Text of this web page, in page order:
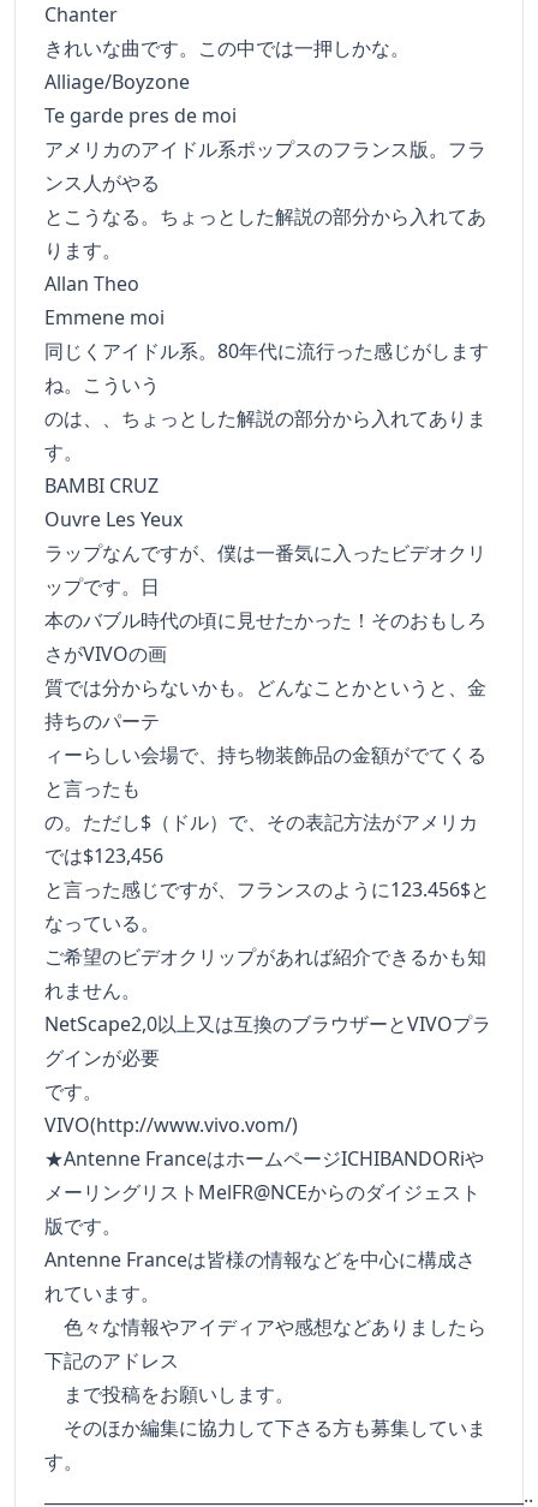
Chanter
きれいな曲です。この中では一押しかな。
Alliage/Boyzone
Te garde pres de moi
アメリカのアイドル系ポップスのフランス版。フラ
ンス人がやる
とこうなる。ちょっとした解説の部分から入れてあ
ります。
Allan Theo
Emmene moi
同じくアイドル系。80年代に流行った感じがします
ね。こういう
のは、、ちょっとした解説の部分から入れてありま
す。
BAMBI CRUZ
Ouvre Les Yeux
ラップなんですが、僕は一番気に入ったビデオクリ
ップです。日
本のバブル時代の頃に見せたかった！そのおもしろ
さがVIVOの画
質では分からないかも。どんなことかというと、金
持ちのパーテ
ィーらしい会場で、持ち物装飾品の金額がでてくる
と言ったも
の。ただし$（ドル）で、その表記方法がアメリカ
では$123,456
と言った感じですが、フランスのように123.456$と
なっている。
ご希望のビデオクリップがあれば紹介できるかも知
れません。
NetScape2,0以上又は互換のブラウザーとVIVOプラ
グインが必要
です。
VIVO(http://www.vivo.vom/)
★Antenne FranceはホームページICHIBANDORiや
メーリングリストMelFR@NCEからのダイジェスト
版です。
Antenne Franceは皆様の情報などを中心に構成さ
れています。
色々な情報やアイディアや感想などありましたら
下記のアドレス
まで投稿をお願いします。
そのほか編集に協力して下さる方も募集していま
す。
_________________________________________________________..